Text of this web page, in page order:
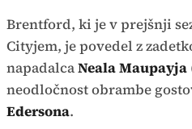
Brentford, ki je v prejšnji
Cityjem, je povedel z
napadalcaNeala Maupayja
neodločnost obrambe
Edersona.